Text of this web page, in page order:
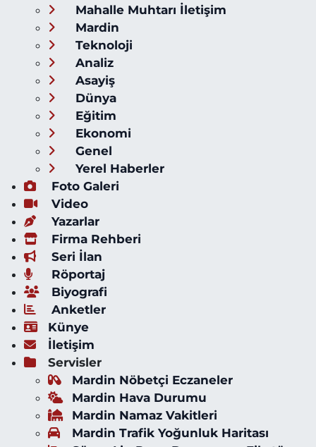
Mahalle Muhtarı İletişim
Mardin
Teknoloji
Analiz
Asayiş
Dünya
Eğitim
Ekonomi
Genel
Yerel Haberler
Foto Galeri
Video
Yazarlar
Firma Rehberi
Seri İlan
Röportaj
Biyografi
Anketler
Künye
İletişim
Servisler
Mardin Nöbetçi Eczaneler
Mardin Hava Durumu
Mardin Namaz Vakitleri
Mardin Trafik Yoğunluk Haritası